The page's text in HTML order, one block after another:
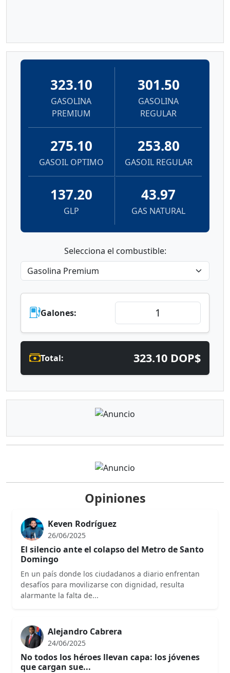
323.10
GASOLINA
PREMIUM
301.50
GASOLINA
REGULAR
275.10
GASOIL OPTIMO
253.80
GASOIL REGULAR
137.20
GLP
43.97
GAS NATURAL
Selecciona el combustible:
Galones:
Total: 323.10 DOP$
Opiniones
Keven Rodríguez
26/06/2025
El silencio ante el colapso del Metro de Santo
Domingo
En un país donde los ciudadanos a diario enfrentan
desafíos para movilizarse con dignidad, resulta
alarmante la falta de...
Alejandro Cabrera
24/06/2025
No todos los héroes llevan capa: los jóvenes
que cargan sue...